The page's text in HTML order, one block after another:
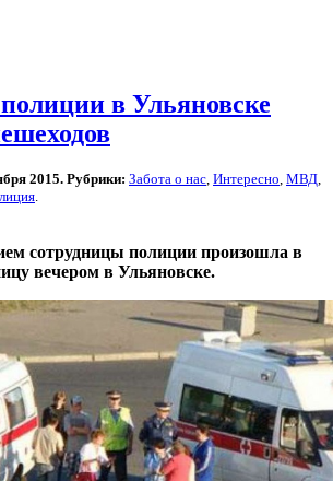
в Ульяновске
2015. Рубрики: Забота о нас Интересно МВД
сотрудницы полиции произошла в
вечером в Ульяновске.